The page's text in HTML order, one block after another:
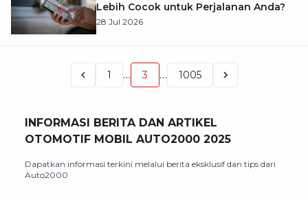
Lebih Cocok untuk Perjalanan Anda?
28 Jul 2026
1 … 3 … 1005
INFORMASI BERITA DAN ARTIKEL
OTOMOTIF MOBIL AUTO2000 2025
Dapatkan informasi terkini melalui berita eksklusif dan tips dari
Auto2000